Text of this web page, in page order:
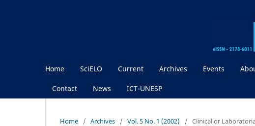
Home SciELO Current Archives Events
Contact News ICT-UNESP
Home / Archives / Vol. 5 No. 1 (2002) / Clinical or